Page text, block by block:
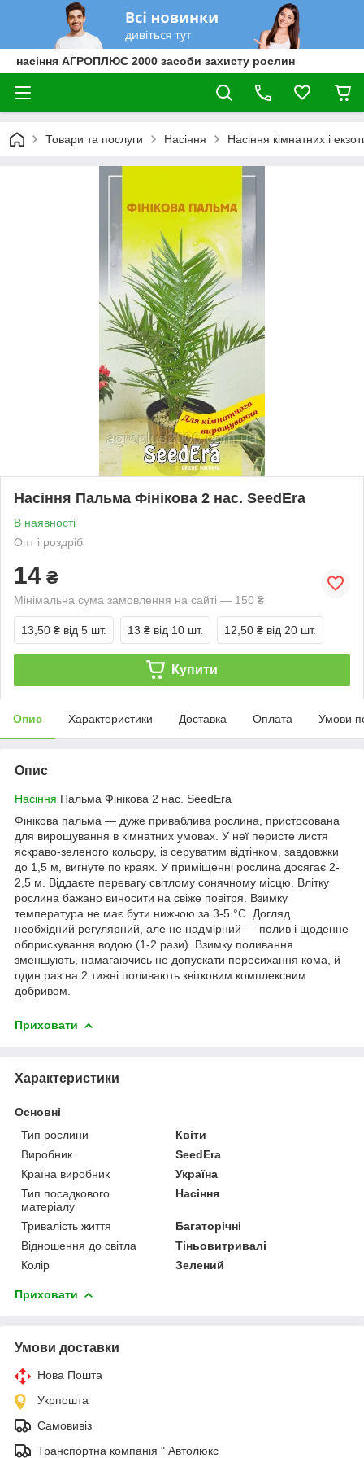
насіння АГРОПЛЮС 2000 засоби захисту рослин
Товари та послуги Насіння Насіння кімнатних і
Насіння Пальма Фінікова 2 нас. SeedEra
В наявності
Опт і роздріб
14 ₴
Мінімальна сума замовлення на сайті — 150 ₴
13,50 ₴ від 5 шт. 13 ₴ від 10 шт. 12,50 ₴ від 20 шт.
Купити
Опис Характеристики Доставка Оплата Умови
Опис
Насіння Пальма Фінікова 2 нас. SeedEra
Фінікова пальма — дуже приваблива рослина, пристосована
для вирощування в кімнатних умовах. У неї перисте листя
яскраво-зеленого кольору, із серуватим відтінком, завдовжки
до 1,5 м, вигнуте по краях. У приміщенні рослина досягає 2-
2,5 м. Віддаєте перевагу світлому сонячному місцю. Влітку
рослина бажано виносити на свіже повітря. Взимку
температура не має бути нижчою за 3-5 °C. Догляд
необхідний регулярний, але не надмірний — полив і щоденне
обприскування водою (1-2 рази). Взимку поливання
зменшують, намагаючись не допускати пересихання кома, й
один раз на 2 тижні поливають квітковим комплексним
добривом.
Приховати
Характеристики
Основні
Тип рослини
Квіти
Виробник
SeedEra
Країна виробник
Україна
Тип посадкового
матеріалу
Насіння
Тривалість життя
Багаторічні
Відношення до світла
Тіньовитривалі
Колір
Зелений
Приховати
Умови доставки
Нова Пошта
Укрпошта
Самовивіз
Транспортна компанія " Автолюкс